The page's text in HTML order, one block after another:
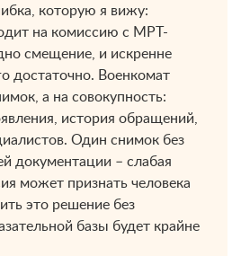
которую я вижу:
на комиссию с МРТ-
смещение, и искренне
достаточно. Военкомат
а на совокупность:
история обращений,
Один снимок без
документации – слабая
может признать человека
это решение без
базы будет крайне